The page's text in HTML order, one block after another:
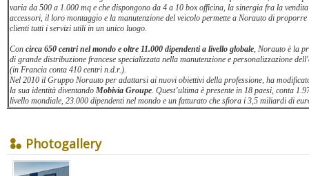
varia da 500 a 1.000 mq e che dispongono da 4 a 10 box officina, la sinergia fra la
accessori, il loro montaggio e la manutenzione del veicolo permette a Norauto di
clienti tutti i servizi utili in un unico luogo.
Con circa 650 centri nel mondo e oltre 11.000 dipendenti a livello globale, Norauto è la
di grande distribuzione francese specializzata nella manutenzione e personalizzazione
(in Francia conta 410 centri n.d.r.).
Nel 2010 il Gruppo Norauto per adattarsi ai nuovi obiettivi della professione, ha
la sua identità diventando Mobivia Groupe. Quest’ultima è presente in 18 paesi, conta
livello mondiale, 23.000 dipendenti nel mondo e un fatturato che sfiora i 3,5 miliardi di
Photogallery